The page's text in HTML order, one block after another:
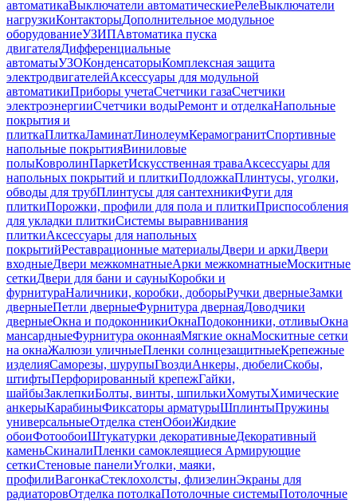
автоматикаВыключатели автоматическиеРелеВыключатели
нагрузкиКонтакторыДополнительное модульное
оборудованиеУЗИПАвтоматика пуска
двигателяДифференциальные
автоматыУЗОКонденсаторыКомплексная защита
электродвигателейАксессуары для модульной
автоматикиПриборы учетаСчетчики газаСчетчики
электроэнергииСчетчики водыРемонт и отделкаНапольные
покрытия и
плиткаПлиткаЛаминатЛинолеумКерамогранитСпортивные
напольные покрытияВиниловые
полыКовролинПаркетИскусственная траваАксессуары для
напольных покрытий и плиткиПодложкаПлинтусы, уголки,
обводы для трубПлинтусы для сантехникиФуги для
плиткиПорожки, профили для пола и плиткиПриспособления
для укладки плиткиСистемы выравнивания
плиткиАксессуары для напольных
покрытийРеставрационные материалыДвери и аркиДвери
входныеДвери межкомнатныеАрки межкомнатныеМоскитные
сеткиДвери для бани и сауныКоробки и
фурнитураНаличники, коробки, доборыРучки дверныеЗамки
дверныеПетли дверныеФурнитура двернаяДоводчики
дверныеОкна и подоконникиОкнаПодоконники, отливыОкна
мансардныеФурнитура оконнаяМягкие окнаМоскитные сетки
на окнаЖалюзи уличныеПленки солнцезащитныеКрепежные
изделияСаморезы, шурупыГвоздиАнкеры, дюбелиСкобы,
штифтыПерфорированный крепежГайки,
шайбыЗаклепкиБолты, винты, шпилькиХомутыХимические
анкерыКарабиныФиксаторы арматурыШплинтыПружины
универсальныеОтделка стенОбоиЖидкие
обоиФотообоиШтукатурки декоративныеДекоративный
каменьСкиналиПленки самоклеящиеся Армирующие
сеткиСтеновые панелиУголки, маяки,
профилиВагонкаСтеклохолсты, флизелинЭкраны для
радиаторовОтделка потолкаПотолочные системыПотолочные